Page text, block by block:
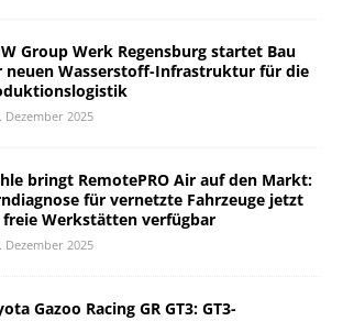
Group Werk Regensburg startet Bau
neuen Wasserstoff-Infrastruktur für die
Dezember 2025
bringt RemotePRO Air auf den Markt:
für vernetzte Fahrzeuge jetzt
Werkstätten verfügbar
Dezember 2025
Gazoo Racing GR GT3: GT3-